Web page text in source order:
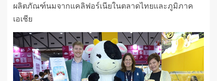
ผลิตภัณฑ์นมจากแคลิฟอร์เนียในตลาดไทยและภูมิภาค
เอเชีย